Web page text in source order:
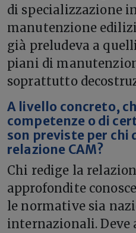
di specializzazione
manutenzione
già preludeva a
piani di
soprattutto
A livello concreto,
competenze o di
son previste per chi
relazione CAM?
Chi redige la
approfondite
le normative sia
internazionali. Deve